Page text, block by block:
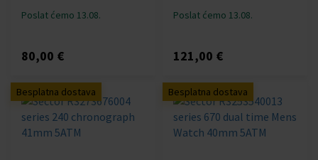
Poslat ćemo 13.08.
80,00 €
Poslat ćemo 13.08.
121,00 €
Besplatna dostava Besplatna dostava